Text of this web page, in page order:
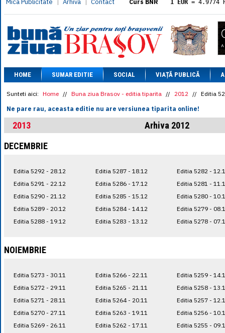
Mica Publicitate | Arhiva | Contact Curs BNR 1 EUR = 4.9774
= 5.8304
1 XAU= 464.4611
1 AED= 1.1933
1 AUD= 2.7957
1 BGN= 2.5449
1 CAD= 3.1559
1 CHF= 5.2813
1 CNY = 0.6015
1 DKK= 0.6668
1 EGP= 0.0860
1 HUF= 1.2223
1 MXN= 0.2227
1 NOK= 0.4191
1 RSD= 0.0425
1 RUB= 0.0530
HOME SUMAR EDITIE SOCIAL VIAȚĂ PUBLICĂ
Sunteti aici: Home // Buna ziua Brasov - editia tiparita // 2012 // Editia
Ne pare rau, aceasta editie nu are versiunea tiparita online!
2013
Arhiva 2012
DECEMBRIE
Editia 5292 - 28.12
Editia 5291 - 22.12
Editia 5290 - 21.12
Editia 5289 - 20.12
Editia 5288 - 19.12
Editia 5287 - 18.12
Editia 5286 - 17.12
Editia 5285 - 15.12
Editia 5284 - 14.12
Editia 5283 - 13.12
Editia 5282 -
Editia 5281 -
Editia 5280 -
Editia 5279 -
Editia 5278 -
NOIEMBRIE
Editia 5273 - 30.11
Editia 5272 - 29.11
Editia 5271 - 28.11
Editia 5270 - 27.11
Editia 5269 - 26.11
Editia 5266 - 22.11
Editia 5265 - 21.11
Editia 5264 - 20.11
Editia 5263 - 19.11
Editia 5262 - 17.11
Editia 5259 -
Editia 5258 -
Editia 5257 -
Editia 5256 -
Editia 5255 -